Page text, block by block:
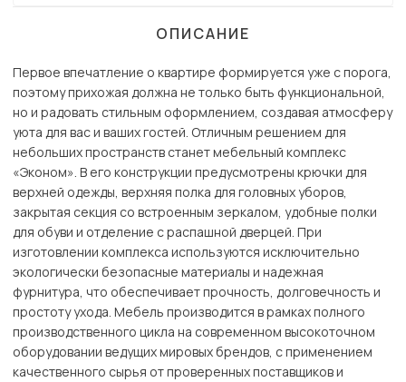
ОПИСАНИЕ
Первое впечатление о квартире формируется уже с порога,
поэтому прихожая должна не только быть функциональной,
но и радовать стильным оформлением, создавая атмосферу
уюта для вас и ваших гостей. Отличным решением для
небольших пространств станет мебельный комплекс
«Эконом». В его конструкции предусмотрены крючки для
верхней одежды, верхняя полка для головных уборов,
закрытая секция со встроенным зеркалом, удобные полки
для обуви и отделение с распашной дверцей. При
изготовлении комплекса используются исключительно
экологически безопасные материалы и надежная
фурнитура, что обеспечивает прочность, долговечность и
простоту ухода. Мебель производится в рамках полного
производственного цикла на современном высокоточном
оборудовании ведущих мировых брендов, с применением
качественного сырья от проверенных поставщиков и